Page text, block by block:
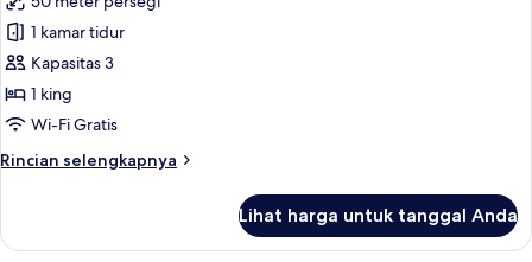
untuk
Kamar,
1
Tempat
Tidur
1 kamar tidur
Kapasitas 3
1 king
Wi-Fi Gratis
Rincian selengkapnya
Rincian
Kamar,
Lihat harga untuk tanggal Anda